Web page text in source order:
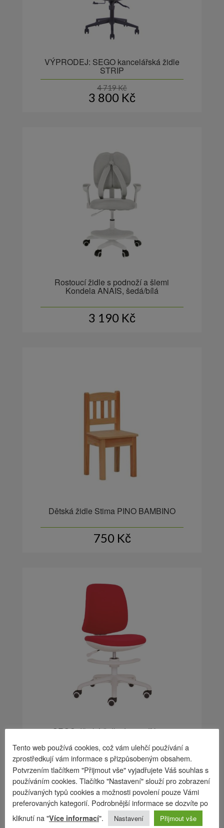
VÝPRODEJ: SEGO kancelářská židle
STRIP
4 719Kč
3 800 Kč
Rostoucí židle s podnoží a šlemi
Kondela ANAIS, šedá/bílá
3 190 Kč
Dětská židle Stima PINO BAMBINO
750 Kč
SEGO dětská židle Junior JN 601
4 622Kč
-5%
Akce
Tento web používá cookies, což vám ulehčí používání a
zprostředkují vám informace s přizpůsobeným obsahem.
Potvrzením tlačítkem "Přijmout vše" vyjadřujete Váš souhlas s
používáním cookies. Tlačítko "Nastavení" slouží pro zobrazení
používaných typů cookies a možnosti povolení pouze Vámi
preferovaných kategorií. Podrobnější informace se dozvíte po
kliknutí na "Více informací". Nastavení Přijmout vše